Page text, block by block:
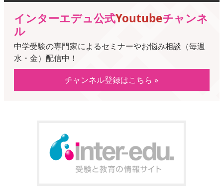
インターエデュ公式Youtubeチャンネ
ル
中学受験の専門家によるセミナーやお悩み相談（毎週
水・金）配信中！
チャンネル登録はこちら »